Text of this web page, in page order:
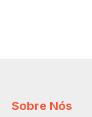
Sobre Nós